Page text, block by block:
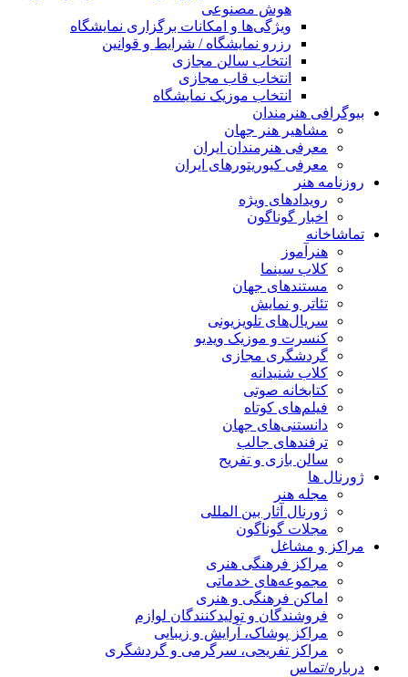
هوش مصنوعی
ویژگی‌ها و امکانات برگزاری نمایشگاه
رزرو نمایشگاه / شرایط و قوانین
انتخاب سالن مجازی
انتخاب قاب مجازی
انتخاب موزیک نمایشگاه
بیوگرافی هنرمندان
مشاهیر هنر جهان
معرفی هنرمندان ایران
معرفی کیوریتورهای ایران
روزنامه هنر
رویدادهای ویژه
اخبار گوناگون
تماشاخانه
هنرآموز
کلاب سینما
مستندهای جهان
تئاتر و نمایش
سریال‌های تلویزیونی
کنسرت و موزیک ویدیو
گردشگری مجازی
کلاب شنیدانه
کتابخانه صوتی
فیلم‌های کوتاه
دانستنی‌های جهان
ترفندهای جالب
سالن بازی و تفریح
ژورنال ها
مجله هنر
ژورنال آثار بین المللی
مجلات گوناگون
مراکز و مشاغل
مراکز فرهنگی هنری
مجموعه‌های خدماتی
اماکن فرهنگی و هنری
فروشندگان و تولیدکنندگان لوازم
مراکز پوشاک، آرایش و زیبایی
مراکز تفریحی، سرگرمی و گردشگری
درباره/تماس